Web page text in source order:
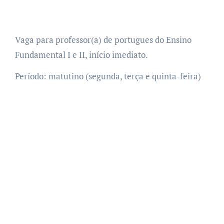
Vaga para professor(a) de portugues do Ensino
Fundamental I e II, início imediato.
Período: matutino (segunda, terça e quinta-feira)